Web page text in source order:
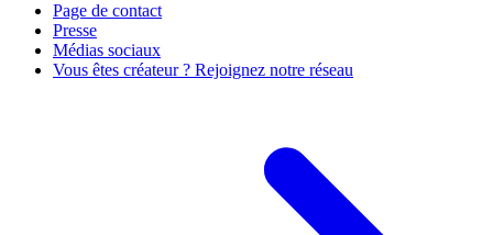
Page de contact
Presse
Médias sociaux
Vous êtes créateur ? Rejoignez notre réseau